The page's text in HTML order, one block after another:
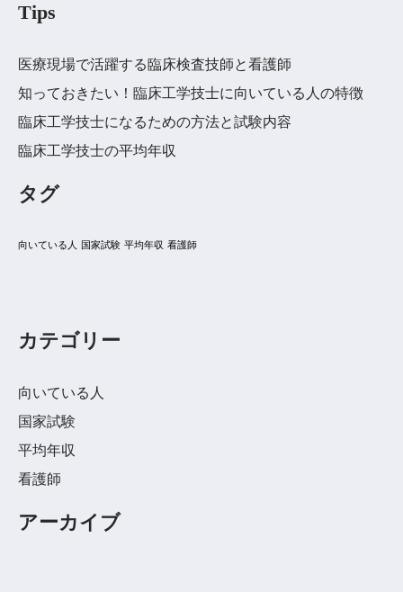
Tips
医療現場で活躍する臨床検査技師と看護師
知っておきたい！臨床工学技士に向いている人の特徴
臨床工学技士になるための方法と試験内容
臨床工学技士の平均年収
タグ
向いている人 国家試験 平均年収 看護師
カテゴリー
向いている人
国家試験
平均年収
看護師
アーカイブ